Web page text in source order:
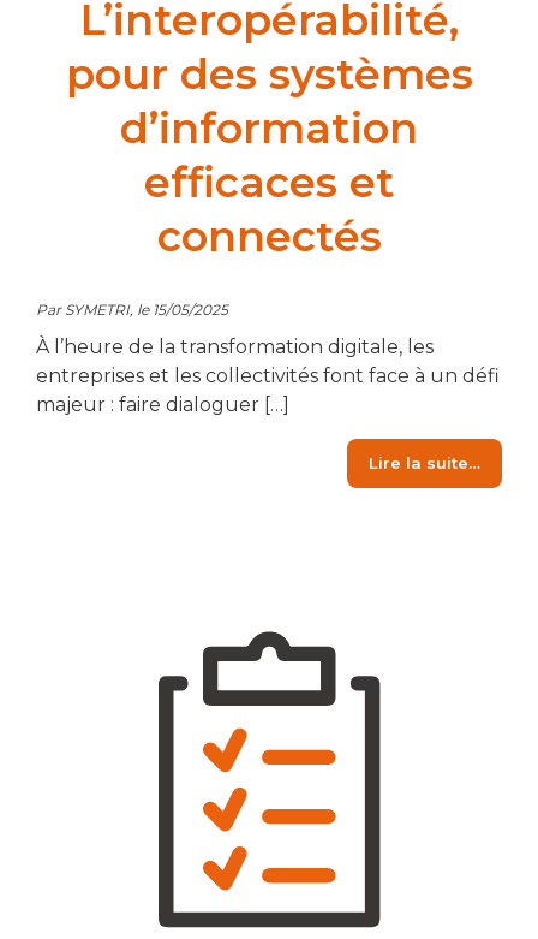
L’interopérabilité,
pour des systèmes
d’information
efficaces et
connectés
Par SYMETRI, le 15/05/2025
À l’heure de la transformation digitale, les
entreprises et les collectivités font face à un défi
majeur : faire dialoguer […]
Lire la suite…from